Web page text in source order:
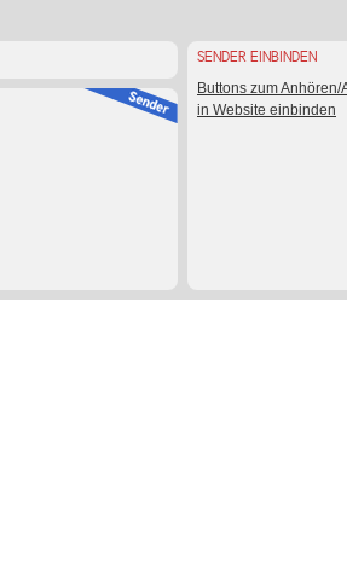
SENDER EINBINDEN
Buttons zum Anhören/
in Website einbinden